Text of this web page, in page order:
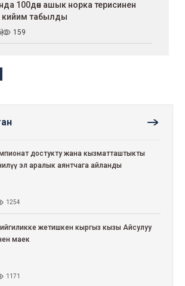
100дөн ашык норка терисинен
кийим табылды
159
достукту жана кызматташтыкты
эл аралык аянтчага айланды
1254
жетишкен кыргыз кызы Айсулуу
маек
1171